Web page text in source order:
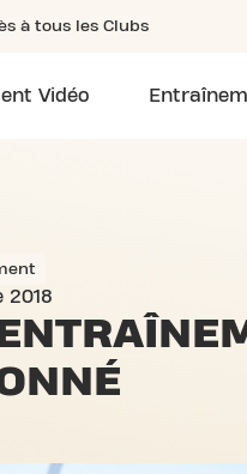
à tous les Clubs
Vidéo
2018